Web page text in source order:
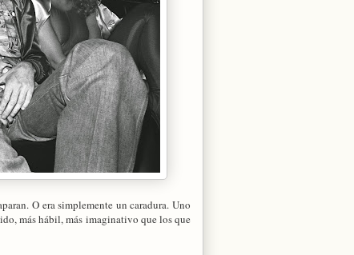
O era simplemente un caradura. Uno
más hábil, más imaginativo que los que